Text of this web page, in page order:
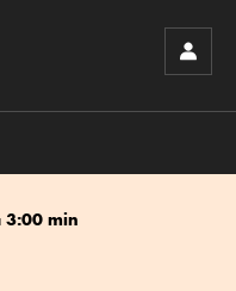
3:00 min